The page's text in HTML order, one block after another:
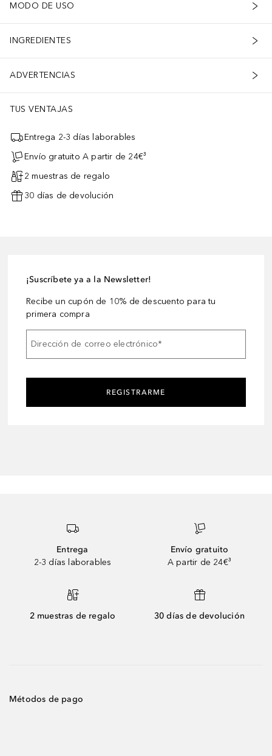
MODO DE USO
INGREDIENTES
ADVERTENCIAS
TUS VENTAJAS
Entrega 2-3 días laborables
Envío gratuito A partir de 24€³
2 muestras de regalo
30 días de devolución
¡Suscríbete ya a la Newsletter!
Recibe un cupón de 10% de descuento para tu
primera compra
Dirección de correo electrónico*
REGISTRARME
Entrega
2-3 días laborables
Envío gratuito
A partir de 24€³
2 muestras de regalo 30 días de devolución
Métodos de pago